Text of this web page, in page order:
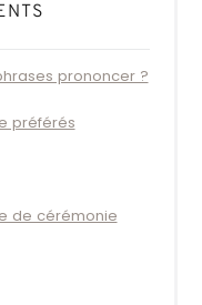
prononcer ?
préférés
de cérémonie